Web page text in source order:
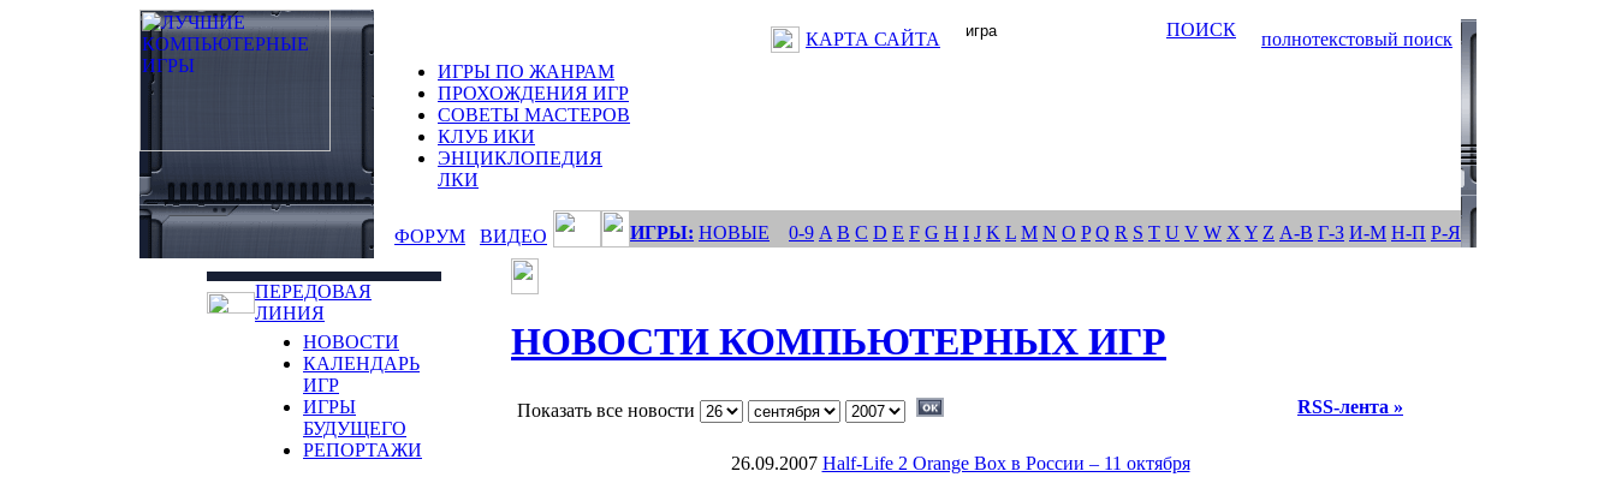
КАРТА САЙТА ПОИСК
полнотекстовый поиск
ИГРЫ ПО ЖАНРАМ
ПРОХОЖДЕНИЯ ИГР
СОВЕТЫ МАСТЕРОВ
КЛУБ ИКИ
ЭНЦИКЛОПЕДИЯ
ЛКИ
ФОРУМ ВИДЕО ИГРЫ: НОВЫЕ 0-9 A B C D E F G H I J K L M N O P Q R S T U V W X Y Z А-В Г-З И-М Н-П Р-Я
ПЕРЕДОВАЯ
ЛИНИЯ
НОВОСТИ
КАЛЕНДАРЬ
ИГР
ИГРЫ
БУДУЩЕГО
РЕПОРТАЖИ
НОВОСТИ КОМПЬЮТЕРНЫХ ИГР
Показать все новости RSS-лента »
26.09.2007 Half-Life 2 Orange Box в России – 11 октября